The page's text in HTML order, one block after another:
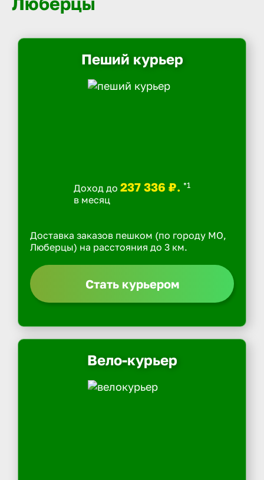
Пеший курьер
Доход до 237 336 ₽. *1
в месяц
Доставка заказов пешком (по городу МО,
Люберцы) на расстояния до 3 км.
Стать курьером
Вело-курьер